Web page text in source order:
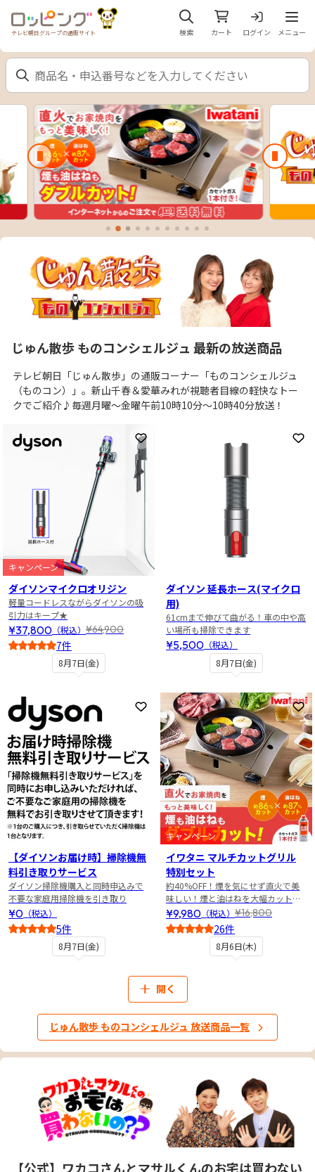
テレビ朝日グループの通販サイト 検索 カート ログイン
メニ
メニュー
前のスライド 次のス
じゅん散歩 ものコンシェルジュ 最新の放送商品
テレビ朝日「じゅん散歩」の通販コーナー「ものコンシェルジュ
（ものコン）」。新山千春＆愛華みれが視聴者目線の軽快なトー
クでご紹介♪毎週月曜～金曜午前10時10分～10時40分放送！
8月7日(金)
お気に入りに登録
キャンペーン
ダイソンマイクロオリジン
軽量コードレスながらダイソンの吸
引力はキープ★
¥37,800 （税込） ¥64,900
7件
8月7日(金)
お
ダイソン 延長ホース(マイクロ
用)
61cmまで伸びて曲がる！車の中や高
い場所も掃除できます
¥5,500 （税込）
8月7日(金)
お気に入りに登録
【ダイソンお届け時】掃除機無
料引き取りサービス
ダイソン掃除機購入と同時申込みで
不要な家庭用掃除機を引き取り
¥0 （税込）
5件
8月6日(木)
お
キャンペーン
イワタニ マルチカットグリル
特別セット
約40%OFF！煙を気にせず直火で美
味しい！煙と油はねを大幅カットの
焼き肉グリル特別セット
¥9,980 （税込） ¥16,800
26件
開く
じゅん散歩 ものコンシェルジュ 放送商品一覧
【公式】ワカコさんとマサルくんのお宅は買わない